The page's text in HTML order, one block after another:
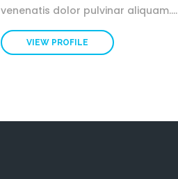
venenatis dolor pulvinar aliquam....
VIEW PROFILE